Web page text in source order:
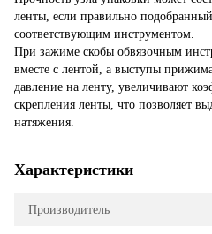
ленты, если правильно
соответствующим инструментом.
При зажиме скобы обвязочным
вместе с лентой, а выступы
давление на ленту, увеличивают
скрепления ленты, что позволяет
натяжения.
Характеристики
Производитель